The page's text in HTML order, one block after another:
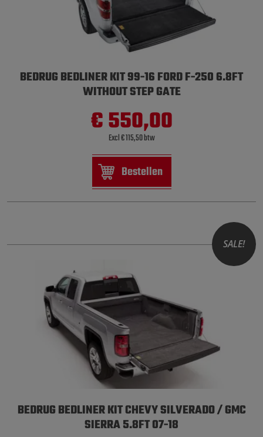
BEDRUG BEDLINER KIT 99-16 FORD F-250 6.8FT
WITHOUT STEP GATE
€ 550,00
Excl € 115,50 btw
Bestellen
SALE!
BEDRUG BEDLINER KIT CHEVY SILVERADO / GMC
SIERRA 5.8FT 07-18